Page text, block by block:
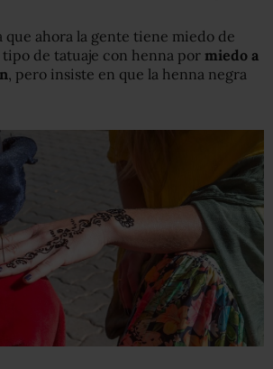
que ahora la gente tiene miedo de
de tatuaje con henna por miedo a
, pero insiste en que la henna negra